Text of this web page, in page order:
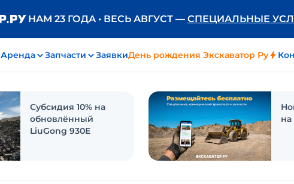
НАМ 23 ГОДА • ВЕСЬ АВГУСТ — СПЕЦИАЛЬНЫЕ
Аренда Запчасти ЗаявкиДень рождения Экскаватор Ру
Субсидия 10% на
обновлённый
LiuGong 930E
на